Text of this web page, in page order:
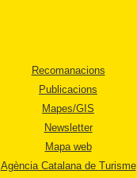
Recomanacions
Publicacions
Mapes/GIS
Newsletter
Mapa web
Agència Catalana de Turisme